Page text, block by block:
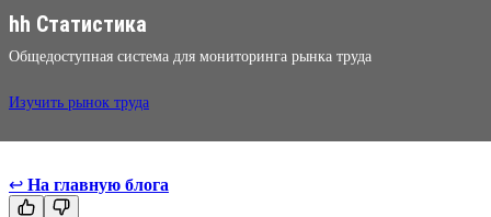
hh Статистика
Общедоступная система для мониторинга рынка труда
Изучить рынок труда
↩ На главную блога